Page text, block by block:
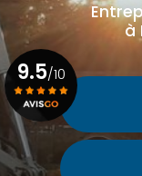
à
9.5/10
Voir le certificat